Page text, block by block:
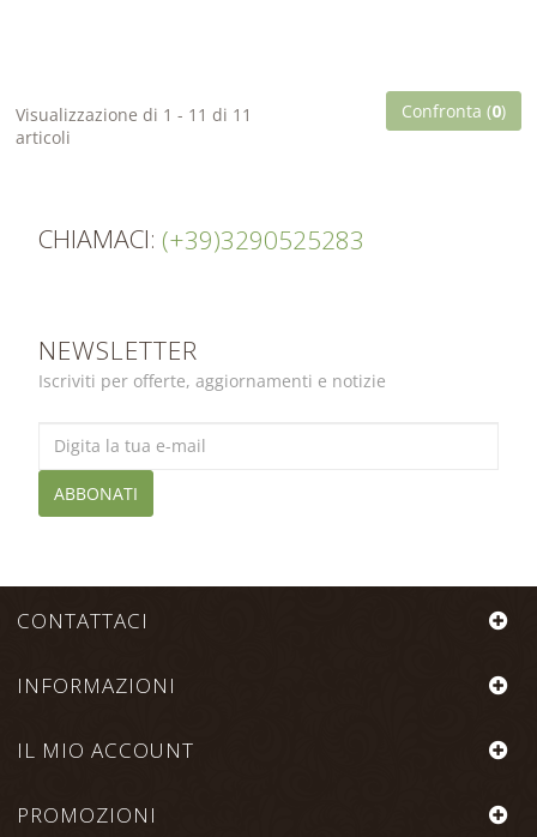
Visualizzazione di 1 - 11 di 11
articoli
Confronta (0)
CHIAMACI: (+39)3290525283
NEWSLETTER
Iscriviti per offerte, aggiornamenti e notizie
ABBONATI
CONTATTACI
INFORMAZIONI
IL MIO ACCOUNT
PROMOZIONI